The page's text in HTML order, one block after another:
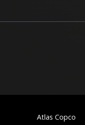
Atlas Copco